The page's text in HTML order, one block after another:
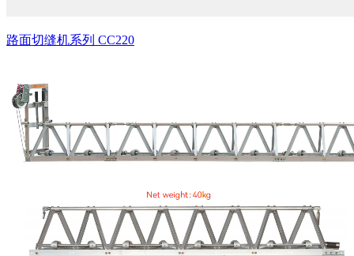
路面切缝机系列 CC220